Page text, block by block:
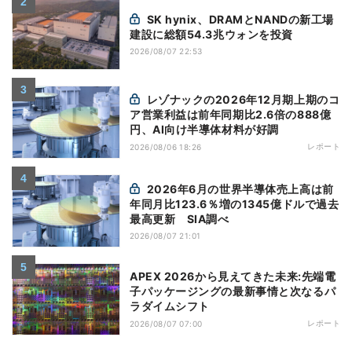
建設に総額54.3兆ウォンを投資
2026/08/07 22:53
ア営業利益は前年同期比2.6倍の888億
円、AI向け半導体材料が好調
2026/08/06 18:26 レポート
年同月比123.6％増の1345億ドルで過去
最高更新 SIA調べ
2026/08/07 21:01
APEX 2026から見えてきた未来:先端電
子パッケージングの最新事情と次なるパ
ラダイムシフト
2026/08/07 07:00 レポート